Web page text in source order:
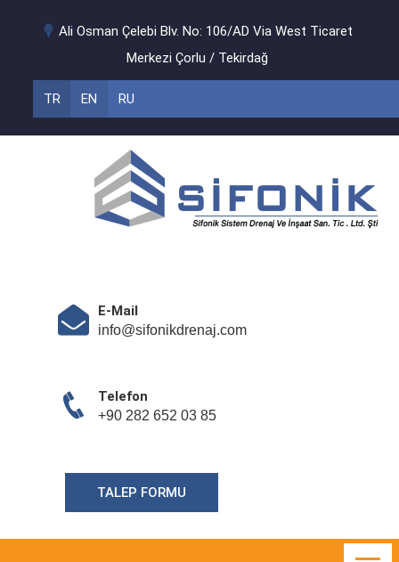
Ali Osman Çelebi Blv. No: 106/AD Via West Ticaret
Merkezi Çorlu / Tekirdağ
TR EN RU
E-Mail
info@sifonikdrenaj.com
Telefon
+90 282 652 03 85
TALEP FORMU